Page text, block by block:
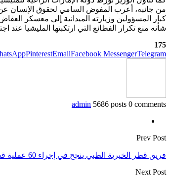
من جانبه، أعرب المفوض السامي لحقوق الإنسان عن
كبار المسؤولين وزيارته الميدانية إلى معسكر
شأنه منع تكرار الفظائع التي ارتكبتها المليشيا
175
PinterestEmailFacebook MessengerTelegram
admin 5686 posts 0 comments
Prev Post
فريق قطر الخيرية الطبي ينجح في إجراء 60 عملية قسطرة وقلب مفتوح للأطفال بود مدني
Next Post